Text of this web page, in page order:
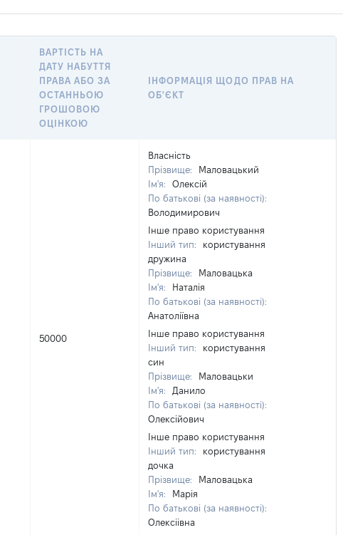
ВАРТІСТЬ НА
ДАТУ НАБУТТЯ
ПРАВА АБО ЗА
ОСТАННЬОЮ
ГРОШОВОЮ
ОЦІНКОЮ
ІНФОРМАЦІЯ ЩОДО ПРАВ НА
ОБ'ЄКТ
50000
Власність
Прізвище:
Маловацький
Ім'я:
Олексій
По батькові (за наявності):
Володимирович
Інше право користування
Інший тип:
користування
дружина
Прізвище:
Маловацька
Ім'я:
Наталія
По батькові (за наявності):
Анатоліївна
Інше право користування
Інший тип:
користування
син
Прізвище:
Маловацьки
Ім'я:
Данило
По батькові (за наявності):
Олексійович
Інше право користування
Інший тип:
користування
дочка
Прізвище:
Маловацька
Ім'я:
Марія
По батькові (за наявності):
Олексіівна